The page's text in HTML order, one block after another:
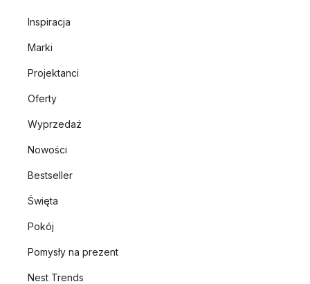
Inspiracja
Marki
Projektanci
Oferty
Wyprzedaż
Nowości
Bestseller
Święta
Pokój
Pomysły na prezent
Nest Trends